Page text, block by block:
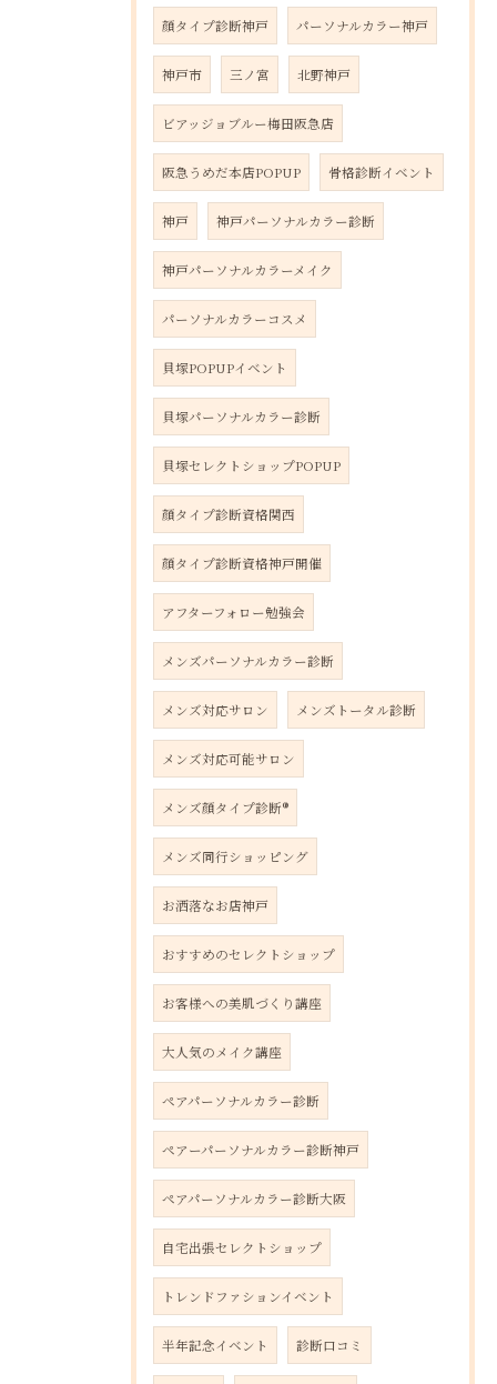
顔タイプ診断神戸 パーソナルカラー神戸
神戸市 三ノ宮 北野神戸
ビアッジョブルー梅田阪急店
阪急うめだ本店POPUP 骨格診断イベント
神戸 神戸パーソナルカラー診断
神戸パーソナルカラーメイク
パーソナルカラーコスメ
貝塚POPUPイベント
貝塚パーソナルカラー診断
貝塚セレクトショップPOPUP
顔タイプ診断資格関西
顔タイプ診断資格神戸開催
アフターフォロー勉強会
メンズパーソナルカラー診断
メンズ対応サロン メンズトータル診断
メンズ対応可能サロン
メンズ顔タイプ診断®︎
メンズ同行ショッピング
お洒落なお店神戸
おすすめのセレクトショップ
お客様への美肌づくり講座
大人気のメイク講座
ペアパーソナルカラー診断
ペアーパーソナルカラー診断神戸
ペアパーソナルカラー診断大阪
自宅出張セレクトショップ
トレンドファションイベント
半年記念イベント 診断口コミ